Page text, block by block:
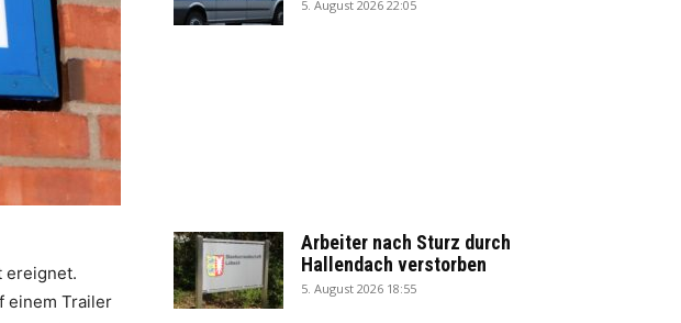
ereignet.
einem Trailer
5. August 2026 22:05
Arbeiter nach Sturz durch
Hallendach verstorben
5. August 2026 18:55